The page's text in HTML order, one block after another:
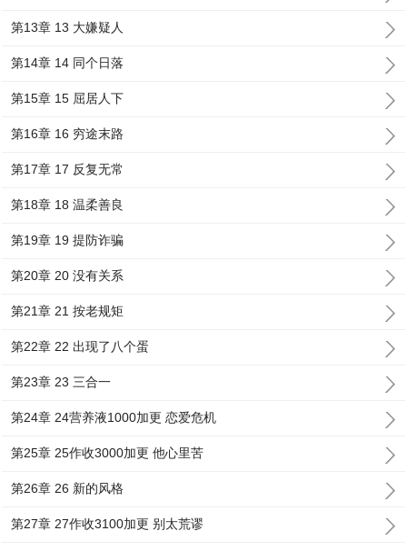
第13章 13 大嫌疑人
第14章 14 同个日落
第15章 15 屈居人下
第16章 16 穷途末路
第17章 17 反复无常
第18章 18 温柔善良
第19章 19 提防诈骗
第20章 20 没有关系
第21章 21 按老规矩
第22章 22 出现了八个蛋
第23章 23 三合一
第24章 24营养液1000加更 恋爱危机
第25章 25作收3000加更 他心里苦
第26章 26 新的风格
第27章 27作收3100加更 别太荒谬